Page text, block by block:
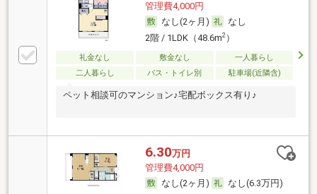
管理費4,000円
なし(2ヶ月)
なし
2階 / 1LDK（48.6m2）
礼金なし 敷金なし
一人暮らし
二人暮らし
バス・トイレ別 駐車場(近隣含)
ペット相談可のマンション♪宅配ボックス有り♪
6.30万円
管理費4,000円
なし(2ヶ月)
なし(6.3万円)